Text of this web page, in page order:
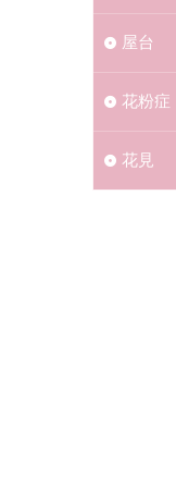
屋台
花粉症
花見